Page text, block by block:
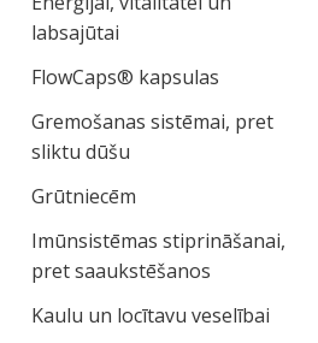
labsajūtai
FlowCaps® kapsulas
Gremošanas sistēmai, pret
sliktu dūšu
Grūtniecēm
Imūnsistēmas stiprināšanai,
pret saaukstēšanos
Kaulu un locītavu veselībai